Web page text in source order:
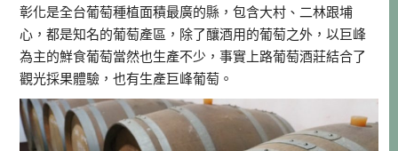
彰化是全台葡萄種植面積最廣的縣，包含大村、二林跟埔
心，都是知名的葡萄產區，除了釀酒用的葡萄之外，以巨峰
為主的鮮食葡萄當然也生產不少，事實上路葡萄酒莊結合了
觀光採果體驗，也有生產巨峰葡萄。